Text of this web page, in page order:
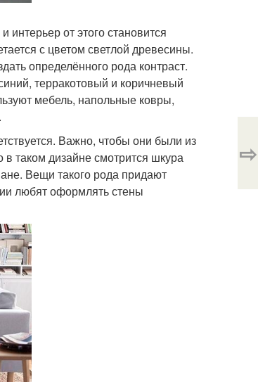
интерьер от этого становится
с цветом светлой древесины.
определённого рода контраст.
терракотовый и коричневый
мебель, напольные ковры,
Важно, чтобы они были из
таком дизайне смотрится шкура
Вещи такого рода придают
любят оформлять стены
⇨